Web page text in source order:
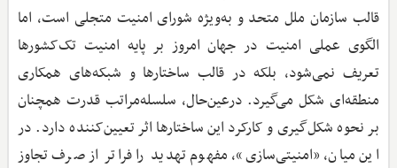
قالب سازمان ملل متحد و به‌ویژه شورای امنیت متجلی است، اما
الگوی عملی امنیت در جهان امروز بر پایه امنیت تک‌کشورها
تعریف نمی‌شود، بلکه در قالب ساختارها و شبکه‌های همکاری
منطقه‌ای شکل می‌گیرد. درعین‌حال، سلسله‌مراتب قدرت همچنان
بر نحوه شکل‌گیری و کارکرد این ساختارها اثر تعیین‌کننده دارد. در
این میان، «امنیتی‌سازی»، مفهوم تهدید را فراتر از صرف تجاوز